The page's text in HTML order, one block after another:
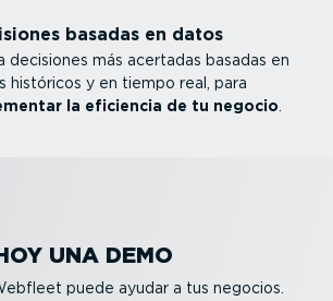
basadas en datos
decisiones más acertadas basadas en
históricos y en tiempo real, para
la eficiencia de tu negocio
UNA DEMO
puede ayudar a tus negocios.